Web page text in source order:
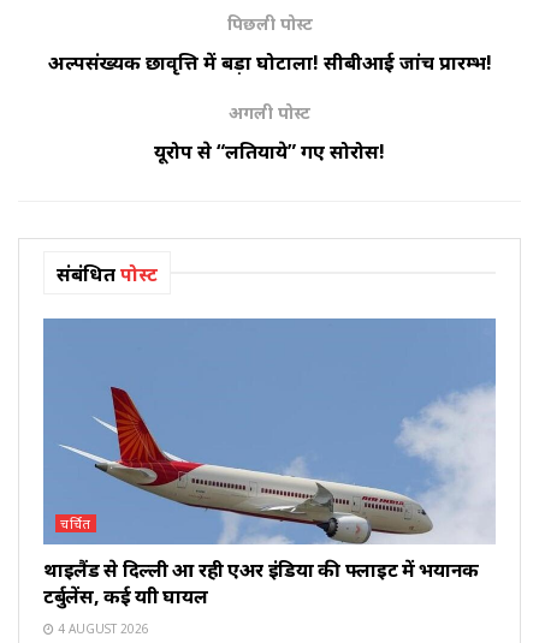
पिछली पोस्ट
अल्पसंख्यक छात्रवृत्ति में बड़ा घोटाला! सीबीआई जांच प्रारम्भ!
अगली पोस्ट
यूरोप से “लतियाये” गए सोरोस!
संबंधितपोस्ट
चर्चित
थाइलैंड से दिल्ली आ रही एअर इंडिया की फ्लाइट में भयानक
टर्बुलेंस, कई यात्री घायल
4 AUGUST 2026